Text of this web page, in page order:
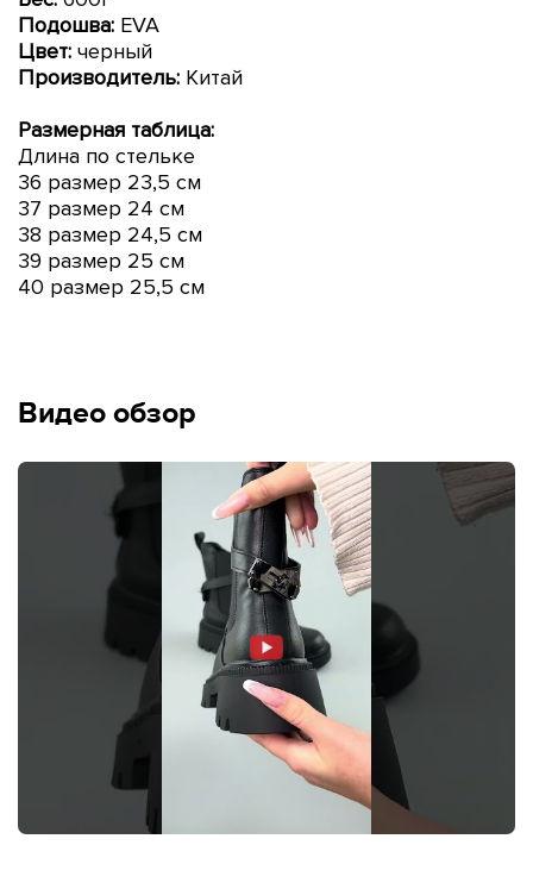
Подошва: EVA
Цвет: черный
Производитель: Китай
Размерная таблица:
Длина по стельке
36 размер 23,5 см
37 размер 24 см
38 размер 24,5 см
39 размер 25 см
40 размер 25,5 см
Видео обзор